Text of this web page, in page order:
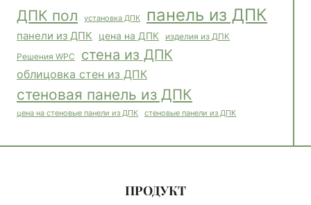
ДПК пол установка ДПК панель из ДПК
панели из ДПК цена на ДПК изделия из ДПК
Решения WPC стена из ДПК
облицовка стен из ДПК
стеновая панель из ДПК
цена на стеновые панели из ДПК стеновые панели из ДПК
ПРОДУКТ